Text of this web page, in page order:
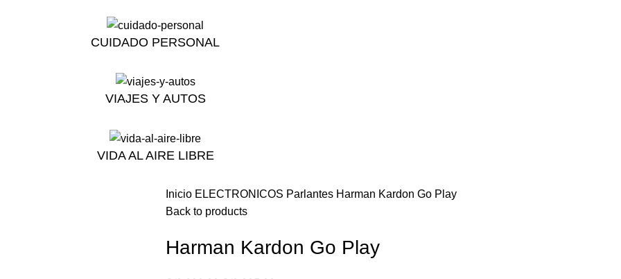
CUIDADO PERSONAL
VIAJES Y AUTOS
VIDA AL AIRE LIBRE
Inicio ELECTRONICOS Parlantes Harman Kardon Go Play
Back to products
Harman Kardon Go Play